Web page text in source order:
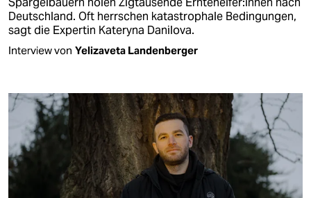
Deutschland. Oft herrschen katastrophale Bedingungen,
sagt die Expertin Kateryna Danilova.
Interview von Yelizaveta Landenberger